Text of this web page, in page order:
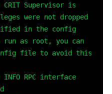
CRIT Supervisor is
were not dropped
in the config
as root, you can
file to avoid this
RPC interface